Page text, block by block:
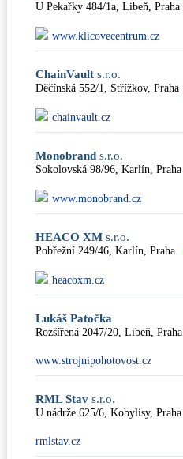
U Pekařky 484/1a, Libeň, Praha
www.klicovecentrum.cz
ChainVault s.r.o.
Děčínská 552/1, Střížkov, Praha
chainvault.cz
Monobrand s.r.o.
Sokolovská 98/96, Karlín, Praha
www.monobrand.cz
HEACO XM s.r.o.
Pobřežní 249/46, Karlín, Praha
heacoxm.cz
Lukáš Patočka
Rozšířená 2047/20, Libeň, Praha
www.strojnipohotovost.cz
RML Stav s.r.o.
U nádrže 625/6, Kobylisy, Praha
rmlstav.cz